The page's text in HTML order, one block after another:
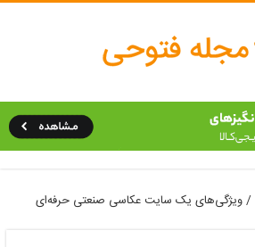
/ویژگی‌های یک سایت عکاسی صنعتی حرفه‌ای